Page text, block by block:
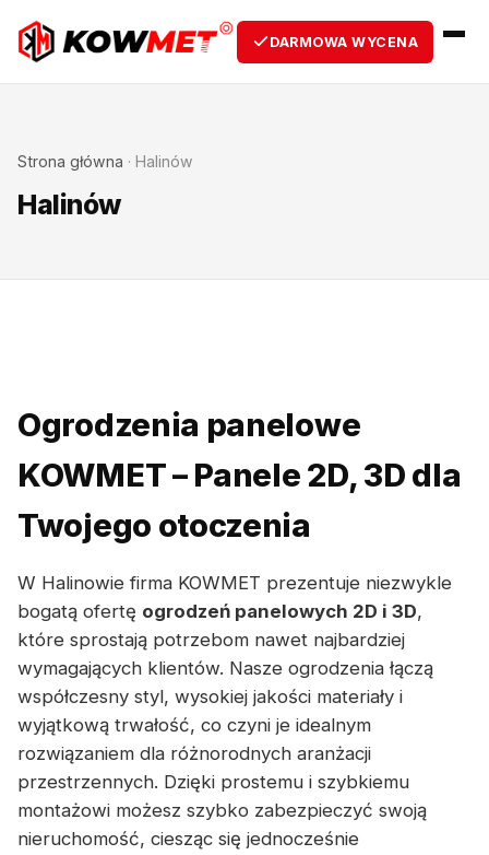
DARMOWA WYCENA
Strona główna · Halinów
Halinów
Ogrodzenia panelowe
KOWMET – Panele 2D, 3D dla
Twojego otoczenia
W Halinowie firma KOWMET prezentuje niezwykle
bogatą ofertę ogrodzeń panelowych 2D i 3D,
które sprostają potrzebom nawet najbardziej
wymagających klientów. Nasze ogrodzenia łączą
współczesny styl, wysokiej jakości materiały i
wyjątkową trwałość, co czyni je idealnym
rozwiązaniem dla różnorodnych aranżacji
przestrzennych. Dzięki prostemu i szybkiemu
montażowi możesz szybko zabezpieczyć swoją
nieruchomość, ciesząc się jednocześnie